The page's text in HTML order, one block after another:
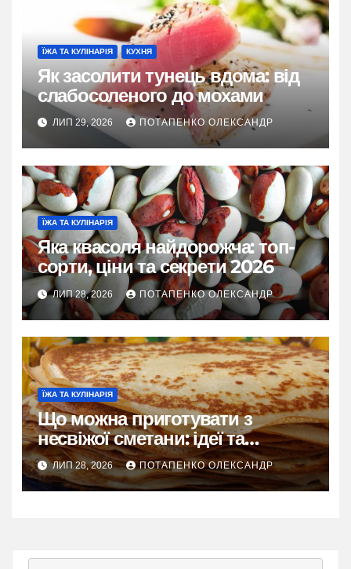
ЇЖА ТА КУЛІНАРІЯ КУХНЯ
Як засолити тунець вдома: від
слабосоленого до мохами
ЛИП 29, 2026 ПОТАПЕНКО ОЛЕКСАНДР
ЇЖА ТА КУЛІНАРІЯ
Яка квасоля найдорожча: топ-
сорти, ціни та секрети 2026
ЛИП 28, 2026 ПОТАПЕНКО ОЛЕКСАНДР
ЇЖА ТА КУЛІНАРІЯ
Що можна приготувати з
несвіжої сметани: ідеї та
рецепти
ЛИП 28, 2026 ПОТАПЕНКО ОЛЕКСАНДР